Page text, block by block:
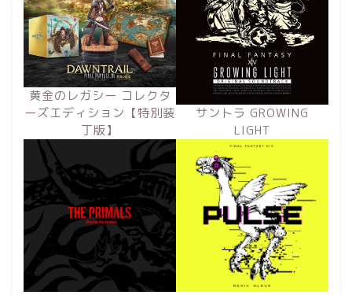
黄金のレガシー コレクタ
ーズエディション【特別装
丁版】
サントラ GROWING
LIGHT